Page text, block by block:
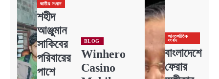
জাতীয় সংবাদ
শহীদ
আঞ্জুমান
সাকিবের
পরিবারের
পাশে
BLOG
Winhero
Casino
আন্তর্জাতিক
সংবাদ
বাংলাদেশে
ফেরার